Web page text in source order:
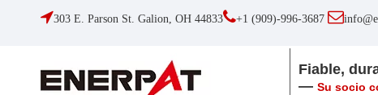
303 E. Parson St. Galion, OH 44833+1 (909)-996-3687 
Fiable,
—Su socio